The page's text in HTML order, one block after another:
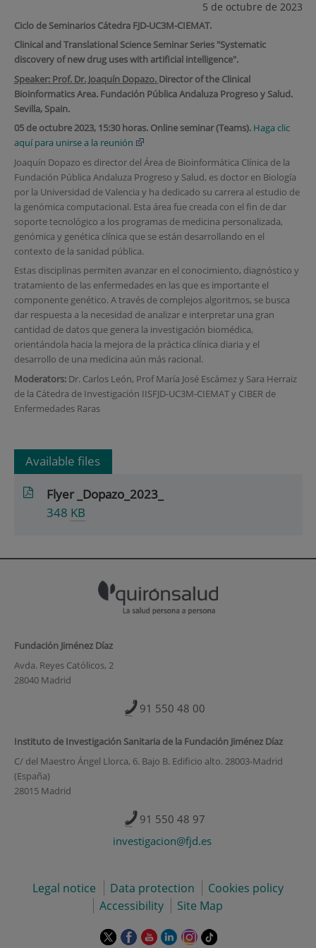
5 de octubre de 2023
Ciclo de Seminarios Cátedra FJD-UC3M-CIEMAT.
Clinical and Translational Science Seminar Series "Systematic
discovery of new drug uses with artificial intelligence".
Speaker: Prof. Dr. Joaquín Dopazo. Director of the Clinical
Bioinformatics Area. Fundación Pública Andaluza Progreso y Salud.
Sevilla, Spain.
05 de octubre 2023, 15:30 horas. Online seminar (Teams). Haga clic
aquí para unirse a la reunión
Joaquín Dopazo es director del Área de Bioinformática Clínica de la
Fundación Pública Andaluza Progreso y Salud, es doctor en Biología
por la Universidad de Valencia y ha dedicado su carrera al estudio de
la genómica computacional. Esta área fue creada con el fin de dar
soporte tecnológico a los programas de medicina personalizada,
genómica y genética clínica que se están desarrollando en el
contexto de la sanidad pública.
Estas disciplinas permiten avanzar en el conocimiento, diagnóstico y
tratamiento de las enfermedades en las que es importante el
componente genético. A través de complejos algoritmos, se busca
dar respuesta a la necesidad de analizar e interpretar una gran
cantidad de datos que genera la investigación biomédica,
orientándola hacia la mejora de la práctica clínica diaria y el
desarrollo de una medicina aún más racional.
Moderators: Dr. Carlos León, Prof María José Escámez y Sara Herraiz
de la Cátedra de Investigación IISFJD-UC3M-CIEMAT y CIBER de
Enfermedades Raras
Available files
Flyer _Dopazo_2023_
348 KB
Fundación Jiménez Díaz
Avda. Reyes Católicos, 2
28040 Madrid
91 550 48 00
Instituto de Investigación Sanitaria de la Fundación Jiménez Díaz
C/ del Maestro Ángel Llorca, 6. Bajo B. Edificio alto. 28003-Madrid
(España)
28015 Madrid
91 550 48 97
investigacion@fjd.es
Legal notice Data protection
Cookies policy
Accessibility
Site Map
This This This This This Link